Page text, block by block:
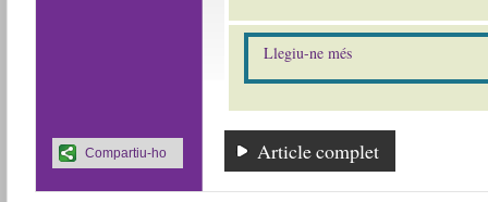
Llegiu-ne més
Article complet
Compartiu-ho